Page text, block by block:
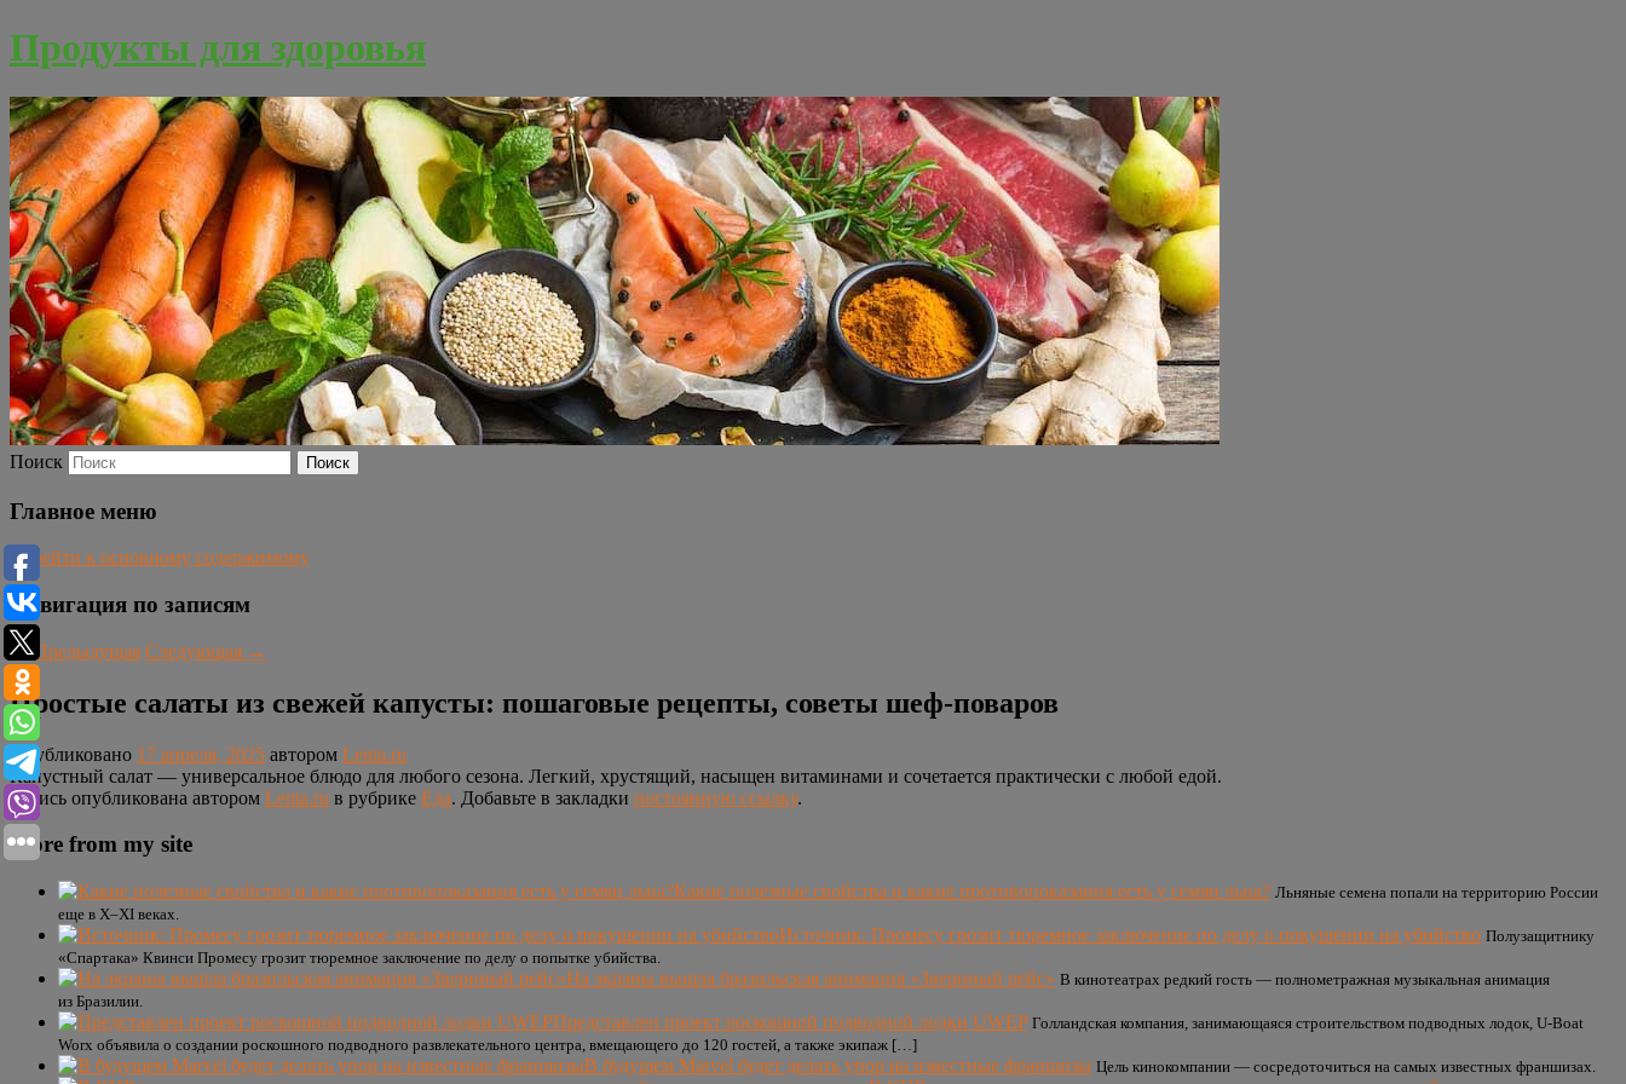
Продукты для здоровья
Поиск
Главное меню
Перейти к основному содержимому
Навигация по записям
←Предыдущая Следующая →
Простые салаты из свежей капусты: пошаговые рецепты, советы шеф-поваров
Опубликовано 17 апреля, 2025 автором Lenta.ru
Капустный салат — универсальное блюдо для любого сезона. Легкий, хрустящий, насыщен витаминами и сочетается практически с любой едой.
Запись опубликована автором Lenta.ru в рубрике Еда. Добавьте в закладки постоянную ссылку.
More from my site
Какие полезные свойства и какие противопоказания есть у семян льна? Льняные семена попали на территорию России
еще в X–XI веках.
Источник: Промесу грозит тюремное заключение по делу о покушении на убийство Полузащитнику
«Спартака» Квинси Промесу грозит тюремное заключение по делу о попытке убийства.
На экраны вышла бразильская анимация «Звериный рейс» В кинотеатрах редкий гость — полнометражная музыкальная анимация
из Бразилии.
Представлен проект роскошной подводной лодки UWEP Голландская компания, занимающаяся строительством подводных лодок, U-Boat
Worx объявила о создании роскошного подводного развлекательного центра, вмещающего до 120 гостей, а также экипаж […]
В будущем Marvel будет делать упор на известные франшизы Цель кинокомпании — сосредоточиться на самых известных франшизах.